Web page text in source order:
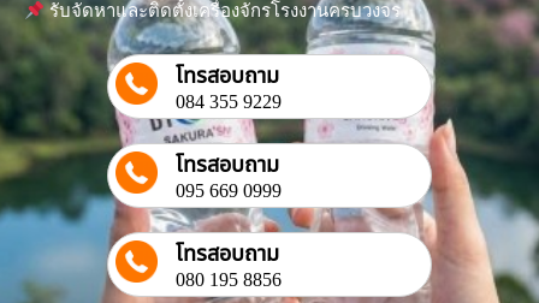
รับจัดหาและติดตั้งเครื่องจักรโรงงานครบวงจร
โทรสอบถาม
084 355 9229
โทรสอบถาม
095 669 0999
โทรสอบถาม
080 195 8856